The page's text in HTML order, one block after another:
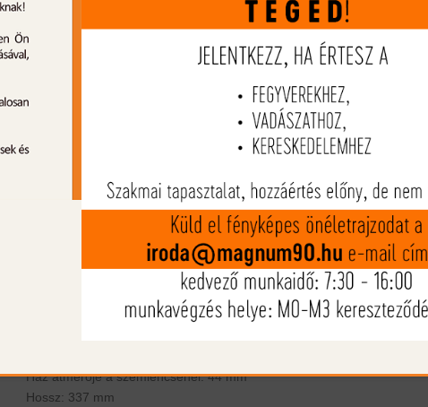
3-12x56 Steiner Ranger - Egy tökéletes
lesvadász céltávcső. A Ranger termékcsaládra
jellemző kis mérettel és könnyű súllyal
rendelkezik, de ez természetesen nem azt
jelenti, hogy ez az optikai teljesítmény rovására
menne. A nagy objektívlencsének
köszönhetően a távcső fényáteresztő
vadászat során is használható. A roppant
széles látókörnek és az állítható nagyításnak
köszönhetően könnyen észreveheti és
nehezen veszíti majd szem elől a vadat.
Lencseátmérő: 56 mm
Ház átmérője a szemlencsénél: 44 mm
Hossz: 337 mm
tájékoztató
ajánlattételnek